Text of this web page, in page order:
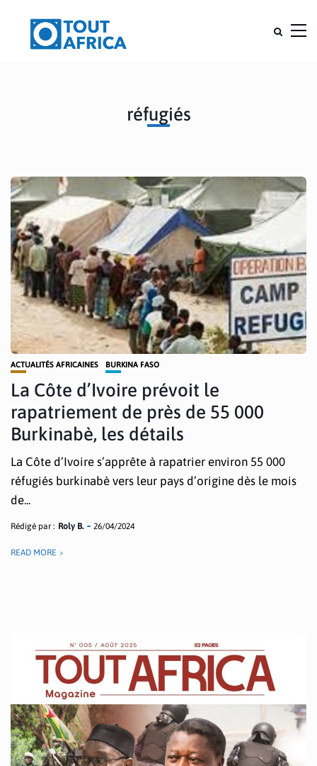
réfugiés
ACTUALITÉS AFRICAINES BURKINA FASO
La Côte d’Ivoire prévoit le
rapatriement de près de 55 000
Burkinabè, les détails
La Côte d’Ivoire s’apprête à rapatrier environ 55 000
réfugiés burkinabè vers leur pays d’origine dès le mois
de...
Rédigé par : Roly B. 26/04/2024
READ MORE